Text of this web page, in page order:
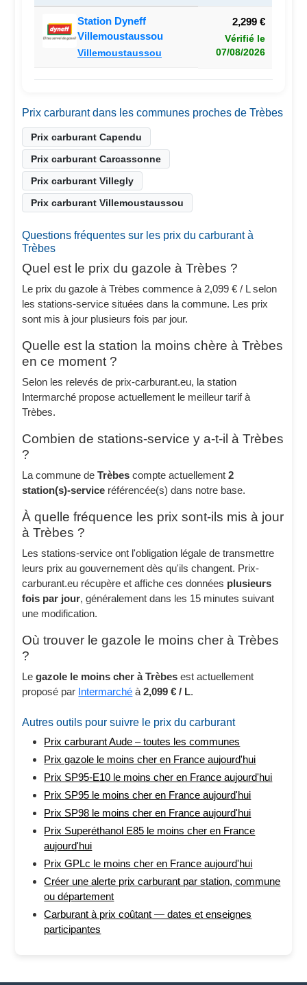
Station Dyneff
Villemoustaussou
Villemoustaussou
2,299 €
Vérifié le
07/08/2026
Prix carburant dans les communes proches de Trèbes
Prix carburant Capendu
Prix carburant Carcassonne
Prix carburant Villegly
Prix carburant Villemoustaussou
Questions fréquentes sur les prix du carburant à
Trèbes
Quel est le prix du gazole à Trèbes ?
Le prix du gazole à Trèbes commence à 2,099 € / L selon
les stations-service situées dans la commune. Les prix
sont mis à jour plusieurs fois par jour.
Quelle est la station la moins chère à Trèbes
en ce moment ?
Selon les relevés de prix-carburant.eu, la station
Intermarché propose actuellement le meilleur tarif à
Trèbes.
Combien de stations-service y a-t-il à Trèbes
?
La commune deTrèbes compte actuellement2
station(s)-service référencée(s) dans notre base.
À quelle fréquence les prix sont-ils mis à jour
à Trèbes ?
Les stations-service ont l'obligation légale de transmettre
leurs prix au gouvernement dès qu'ils changent. Prix-
carburant.eu récupère et affiche ces données plusieurs
fois par jour, généralement dans les 15 minutes suivant
une modification.
Où trouver le gazole le moins cher à Trèbes
?
Legazole le moins cher à Trèbes est actuellement
proposé par Intermarché à2,099 € / L.
Autres outils pour suivre le prix du carburant
Prix carburant Aude – toutes les communes
Prix gazole le moins cher en France aujourd'hui
Prix SP95-E10 le moins cher en France aujourd'hui
Prix SP95 le moins cher en France aujourd'hui
Prix SP98 le moins cher en France aujourd'hui
Prix Superéthanol E85 le moins cher en France
aujourd'hui
Prix GPLc le moins cher en France aujourd'hui
Créer une alerte prix carburant par station, commune
ou département
Carburant à prix coûtant — dates et enseignes
participantes